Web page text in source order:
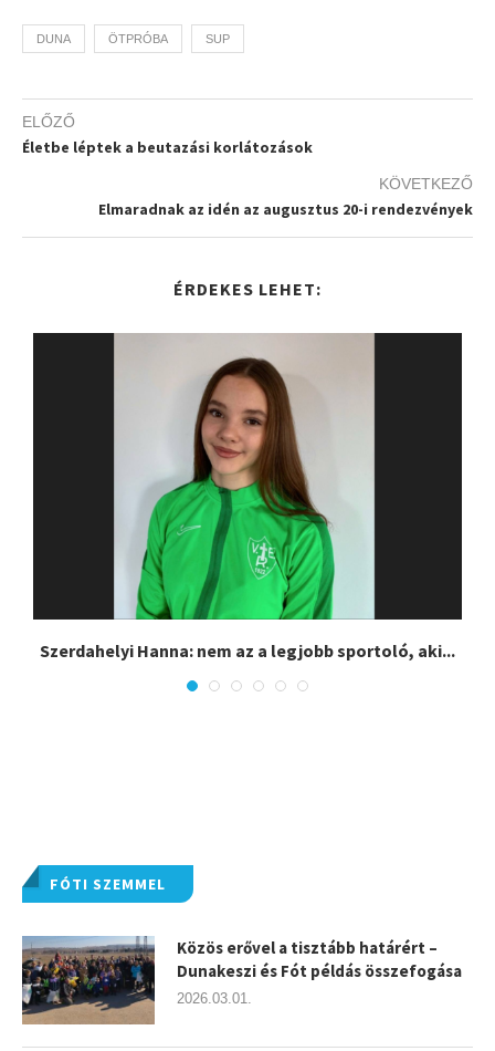
DUNA ÖTPRÓBA SUP
ELŐZŐ
Életbe léptek a beutazási korlátozások
KÖVETKEZŐ
Elmaradnak az idén az augusztus 20-i rendezvények
ÉRDEKES LEHET:
Szerdahelyi Hanna: nem az a legjobb sportoló, aki...
FÓTI SZEMMEL
Közös erővel a tisztább határért –
Dunakeszi és Fót példás összefogása
2026.03.01.